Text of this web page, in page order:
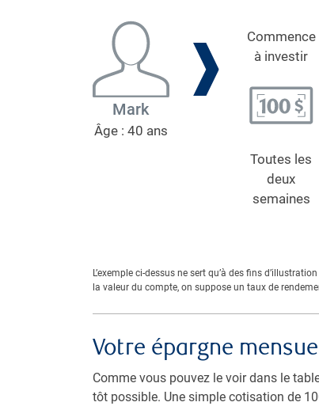
Mark
Âge : 40 ans
Commence
à investir
Toutes les
deux
semaines
L’exemple ci-dessus ne sert qu’à des fins
la valeur du compte, on suppose un taux de
Votre épargne
Comme vous pouvez le voir dans le
tôt possible. Une simple cotisation de